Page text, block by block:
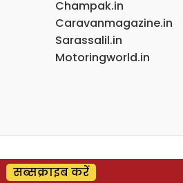
Champak.in
Caravanmagazine.in
Sarassalil.in
Motoringworld.in
सब्सक्राइब करें